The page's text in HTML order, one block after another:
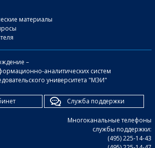
материалы
–
аналитических систем
университета "МЭИ"
Служба поддержки
Многоканальные телефоны
службы поддержки:
(495) 225-14-43